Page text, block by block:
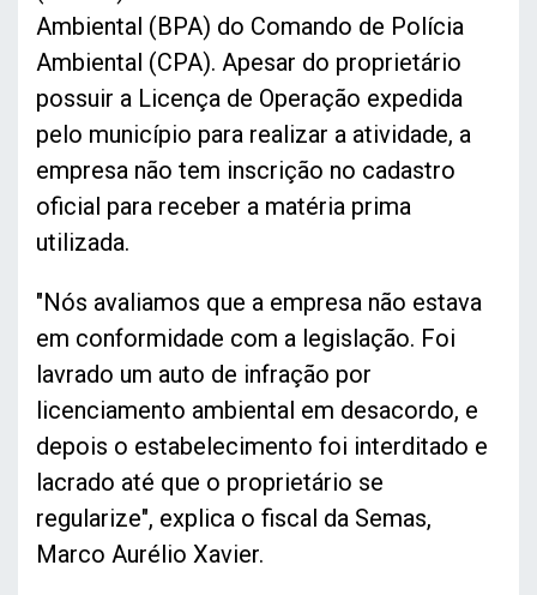
Ambiental (BPA) do Comando de Polícia
Ambiental (CPA). Apesar do proprietário
possuir a Licença de Operação expedida
pelo município para realizar a atividade, a
empresa não tem inscrição no cadastro
oficial para receber a matéria prima
utilizada.
"Nós avaliamos que a empresa não estava
em conformidade com a legislação. Foi
lavrado um auto de infração por
licenciamento ambiental em desacordo, e
depois o estabelecimento foi interditado e
lacrado até que o proprietário se
regularize", explica o fiscal da Semas,
Marco Aurélio Xavier.